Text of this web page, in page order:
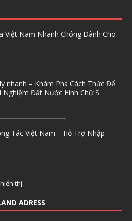
Việt Nam Nhanh Chóng Dành Cho
nhanh – Khám Phá Cách Thức Để
Nghiệm Đất Nước Hình Chữ S
Tác Việt Nam – Hỗ Trợ Nhập
thị.
ADRESS